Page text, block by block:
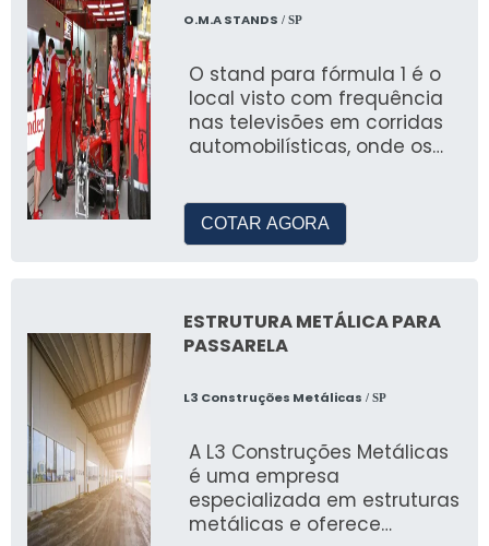
Informe seu Número
Insira seu número de telefone abaixo para que
possamos retornar sua ligação o mais breve
possível.
VARIEDADES DE TENDA
PROMOCIONAL
Prática e fácil de montar, ideal para eventos
rápidos e com grande fluxo de pessoas.
Tenda Sanfonada Pantogeo Base
Oferece maior estabilidade, perfeita para
eventos ao ar livre.
Tenda Estruturada
O.M.A STANDS / SP
O stand para fórmula 1 é o
local visto com frequência
nas televisões em corridas
automobilísticas, onde os
COTAR AGORA
ESTRUTURA METÁLICA PARA
PASSARELA
L3 Construções Metálicas / SP
A L3 Construções Metálicas
é uma empresa
especializada em estruturas
metálicas e oferece